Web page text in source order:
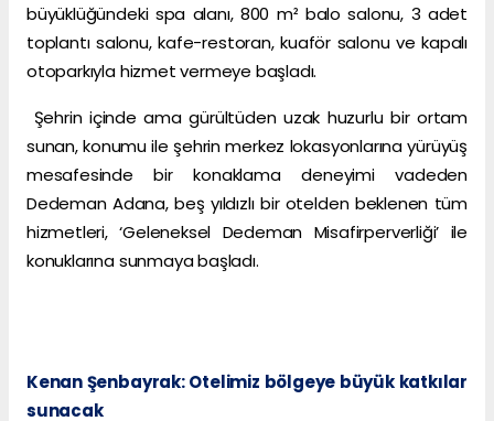
büyüklüğündeki spa alanı, 800 m² balo salonu, 3 adet
toplantı salonu, kafe-restoran, kuaför salonu ve kapalı
otoparkıyla hizmet vermeye başladı.
Şehrin içinde ama gürültüden uzak huzurlu bir ortam
sunan, konumu ile şehrin merkez lokasyonlarına yürüyüş
mesafesinde bir konaklama deneyimi vadeden
Dedeman Adana, beş yıldızlı bir otelden beklenen tüm
hizmetleri, ‘Geleneksel Dedeman Misafirperverliği’ ile
konuklarına sunmaya başladı.
Kenan Şenbayrak: Otelimiz bölgeye büyük katkılar
sunacak